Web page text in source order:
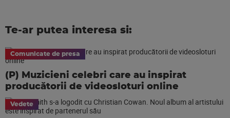
Te-ar putea interesa si:
Comunicate de presa
(P) Muzicieni celebri care au inspirat
producătorii de videosloturi online
Vedete